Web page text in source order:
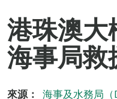
港珠澳
海事局救
來源：
海事及水務局（